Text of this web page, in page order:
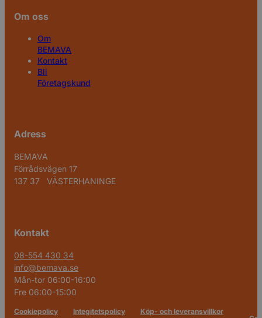
Om oss
Om
BEMAVA
Kontakt
Bli
Företagskund
Adress
BEMAVA
Förrådsvägen 17
137 37 VÄSTERHANINGE
Kontakt
08-554 430 34
info@bemava.se
Mån-tor 06:00-16:00
Fre 06:00-15:00
Cookiepolicy Integitetspolicy
Köp- och leveransvillkor